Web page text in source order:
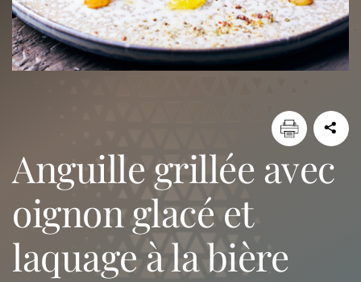
anguille grillée avec
oignon glacé et
laquage à la bière